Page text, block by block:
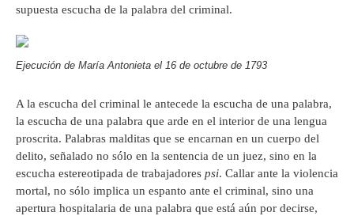
supuesta escucha de la palabra del criminal.
Ejecución de María Antonieta el 16 de octubre de 1793
A la escucha del criminal le antecede la escucha de una palabra,
la escucha de una palabra que arde en el interior de una lengua
proscrita. Palabras malditas que se encarnan en un cuerpo del
delito, señalado no sólo en la sentencia de un juez, sino en la
escucha estereotipada de trabajadores psi. Callar ante la violencia
mortal, no sólo implica un espanto ante el criminal, sino una
apertura hospitalaria de una palabra que está aún por decirse,